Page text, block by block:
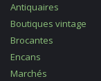
Antiquaires
Boutiques vintage
Brocantes
Encans
Marchés